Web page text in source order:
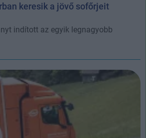
keresik a jövő sofőrjeit
indított az egyik legnagyobb